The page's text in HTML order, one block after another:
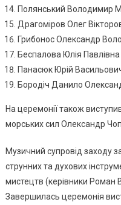
Полянський Володимир
Драгомiров Олег
Грибонос Олександр
Беспалова Юлія Павлівна
Панасюк Юрій
Бородіч Данило
На церемонії також
морських сил Олександр
Музичний супровід заходу
струнних та духових
мистецтв (керівники Роман
Завершилась церемонія